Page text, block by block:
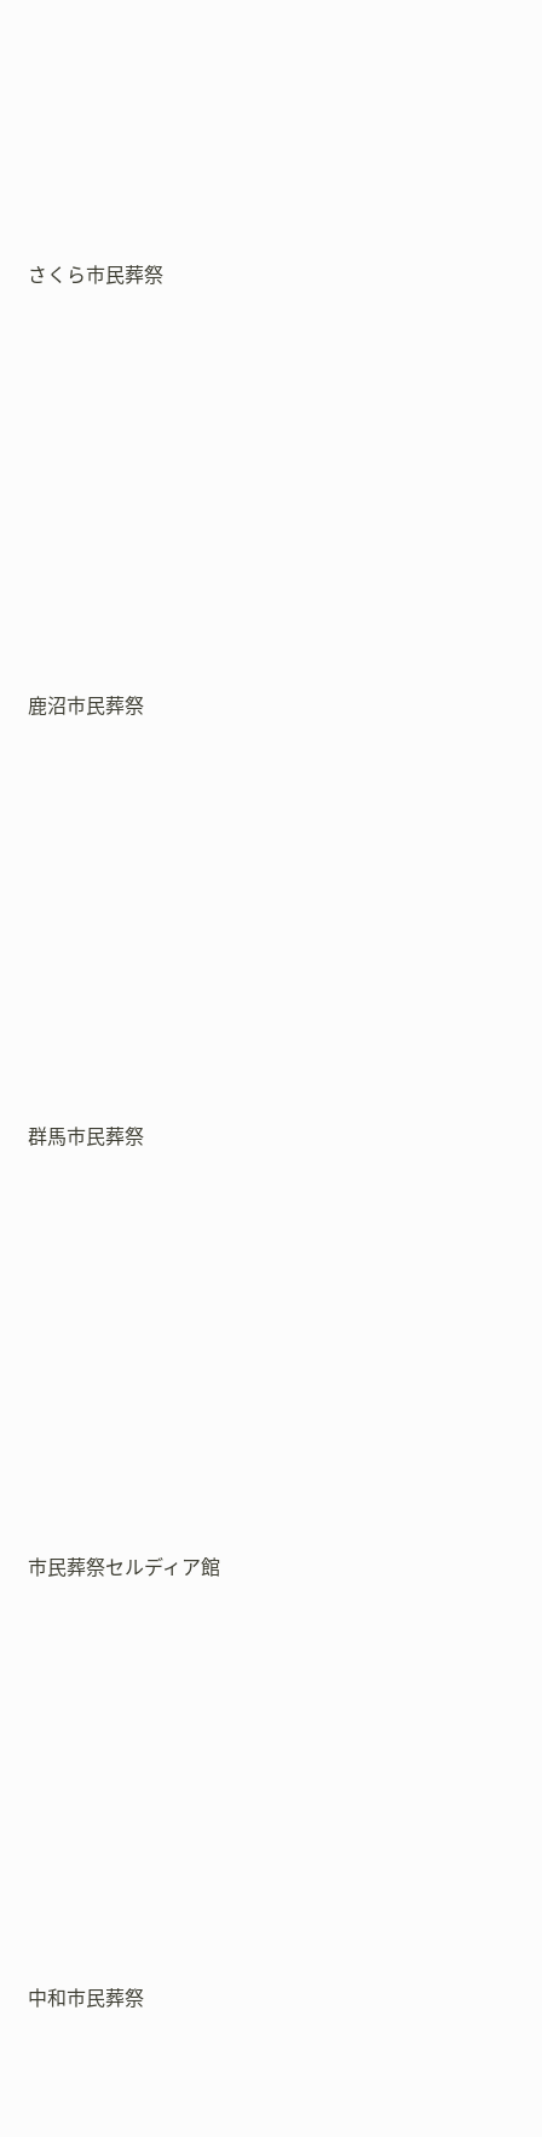
さくら市民葬祭
鹿沼市民葬祭
群馬市民葬祭
市民葬祭セルディア館
中和市民葬祭